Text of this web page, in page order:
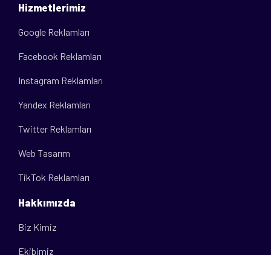
Hizmetlerimiz
Google Reklamları
Facebook Reklamları
Instagram Reklamları
Yandex Reklamları
Twitter Reklamları
Web Tasarım
TikTok Reklamları
Hakkımızda
Biz Kimiz
Ekibimiz